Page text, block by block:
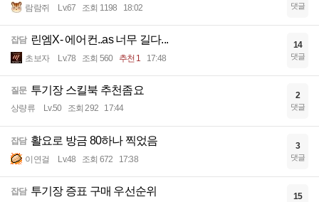
람람쥐 Lv.67 조회 1198 18:02 댓글
잡담 린엠X- 에어컨..as 너무 길다...
초보자 Lv.78 조회 560 추천 1 17:48
14
댓글
질문 투기장 스킬북 추천좀요
상량류 Lv.50 조회 292 17:44
2
댓글
잡담 활요로 방금 80하나 찍었음
이연걸 Lv.48 조회 672 17:38
3
댓글
잡담 투기장 증표 구매 우선순위 15